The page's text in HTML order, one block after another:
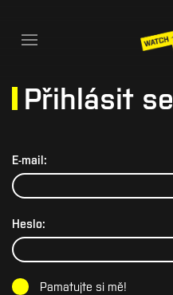
Přihlásit se
E-mail:
Heslo:
Pamatujte si mě!